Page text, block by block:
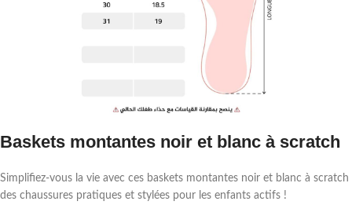
Baskets montantes noir et blanc à scratch
Simplifiez-vous la vie avec ces baskets montantes noir et blanc à scratch
des chaussures pratiques et stylées pour les enfants actifs !